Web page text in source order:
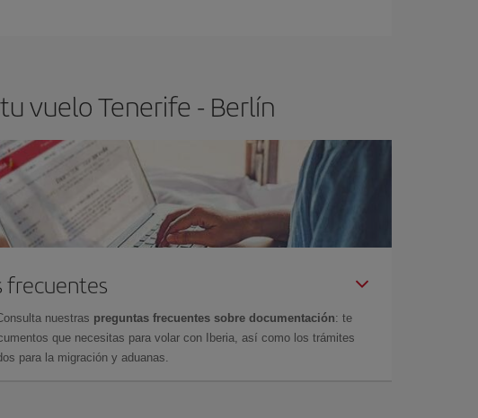
vuelo Tenerife - Berlín
frecuentes
nuestras preguntas frecuentes sobre documentación: te
que necesitas para volar con Iberia, así como los trámites
para la migración y aduanas.